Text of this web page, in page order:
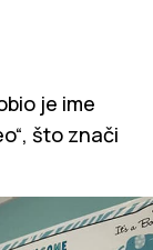
je ime
što znači